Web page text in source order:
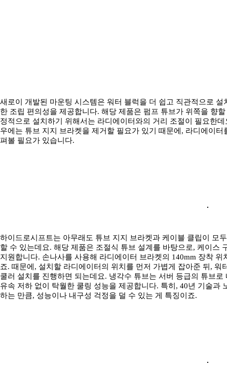
새로이 개발된 마운팅 시스템은 워터 블럭을 더 쉽고 직관적으로
한 조립 편의성을 제공합니다. 해당 제품은 펌프 튜브가 위쪽을 향
정적으로 설치하기 위해서는 라디에이터와의 거리 조절이 필요한
우에는 튜브 지지 브라켓을 제거할 필요가 있기 때문에, 라디에이
펴볼 필요가 있습니다.
하이드로시프트는 아무래도 튜브 지지 브라켓과 케이블 클립이 모
할 수 있는데요. 해당 제품은 조절식 튜브 설계를 바탕으로, 케이스
지원합니다. 손나사를 사용해 라디에이터 브라켓의 140mm 장착
죠. 때문에, 설치할 라디에이터의 위치를 먼저 가볍게 잡아준 뒤,
쿨러 설치를 진행하면 되는데요. 냉각수 튜브는 서버 등급의 튜브
유속 저하 없이 탁월한 쿨링 성능을 제공합니다. 특히, 40년 기술과
하는 만큼, 성능이나 내구성 걱정을 덜 수 있는 게 특징이죠.